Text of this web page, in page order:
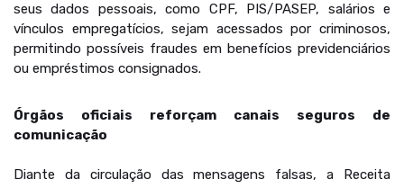
seus dados pessoais, como CPF, PIS/PASEP, salários e
vínculos empregatícios, sejam acessados por criminosos,
permitindo possíveis fraudes em benefícios previdenciários
ou empréstimos consignados.
Órgãos oficiais reforçam canais seguros de
comunicação
Diante da circulação das mensagens falsas, a Receita